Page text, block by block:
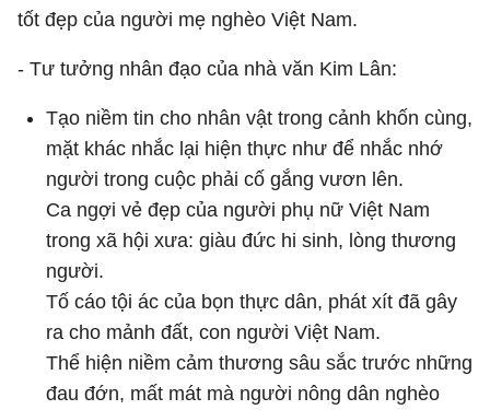
tốt đẹp của người mẹ nghèo Việt Nam.
- Tư tưởng nhân đạo của nhà văn Kim Lân:
Tạo niềm tin cho nhân vật trong cảnh khốn cùng,
mặt khác nhắc lại hiện thực như để nhắc nhớ
người trong cuộc phải cố gắng vươn lên.
Ca ngợi vẻ đẹp của người phụ nữ Việt Nam
trong xã hội xưa: giàu đức hi sinh, lòng thương
người.
Tố cáo tội ác của bọn thực dân, phát xít đã gây
ra cho mảnh đất, con người Việt Nam.
Thể hiện niềm cảm thương sâu sắc trước những
đau đớn, mất mát mà người nông dân nghèo